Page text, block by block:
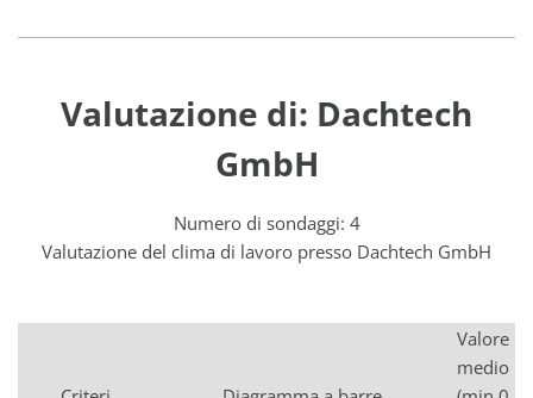
Valutazione di: Dachtech
GmbH
Numero di sondaggi: 4
Valutazione del clima di lavoro presso Dachtech GmbH
Valore
medio